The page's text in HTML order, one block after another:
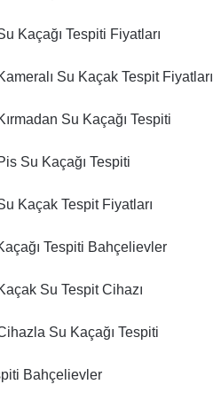
Kaçağı Tespiti Fiyatları​
Su Kaçak Tespit Fiyatları​
Su Kaçağı Tespiti​
Su Kaçağı Tespiti​
Kaçak Tespit Fiyatları​
Tespiti​ Bahçelievler
Su Tespit Cihazı​
Su Kaçağı Tespiti​
Bahçelievler